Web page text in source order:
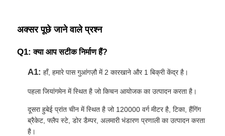
अक्सर पूछे जाने वाले प्रश्न
Q1: क्या आप सटीक निर्माण हैं?
A1: हाँ, हमारे पास गुआंगज़ौ में 2 कारखाने और 1 बिक्री केंद्र है।
पहला जियांगमेन में स्थित है जो किचन आयोजक का उत्पादन करता है।
दूसरा हुबेई प्रांत चीन में स्थित है जो 120000 वर्ग मीटर है, टिका, हैंगिंग
ब्रैकेट, फ्लैप स्टे, डोर डैम्पर, अलमारी भंडारण प्रणाली का उत्पादन करता
है।